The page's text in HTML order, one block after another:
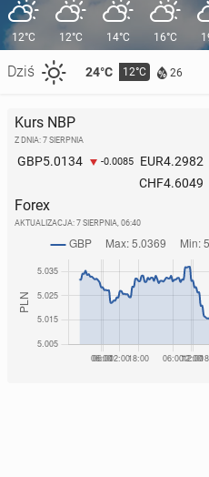
12°C
Dziś 24°C 12°C 26
12°C 14°C 16°C
Kurs NBP
Z DNIA: 7 SIERPNIA
GBP5.0134 -0.0085 EUR4.2982
CHF4.6049
Forex
AKTUALIZACJA: 7 SIERPNIA, 06:40